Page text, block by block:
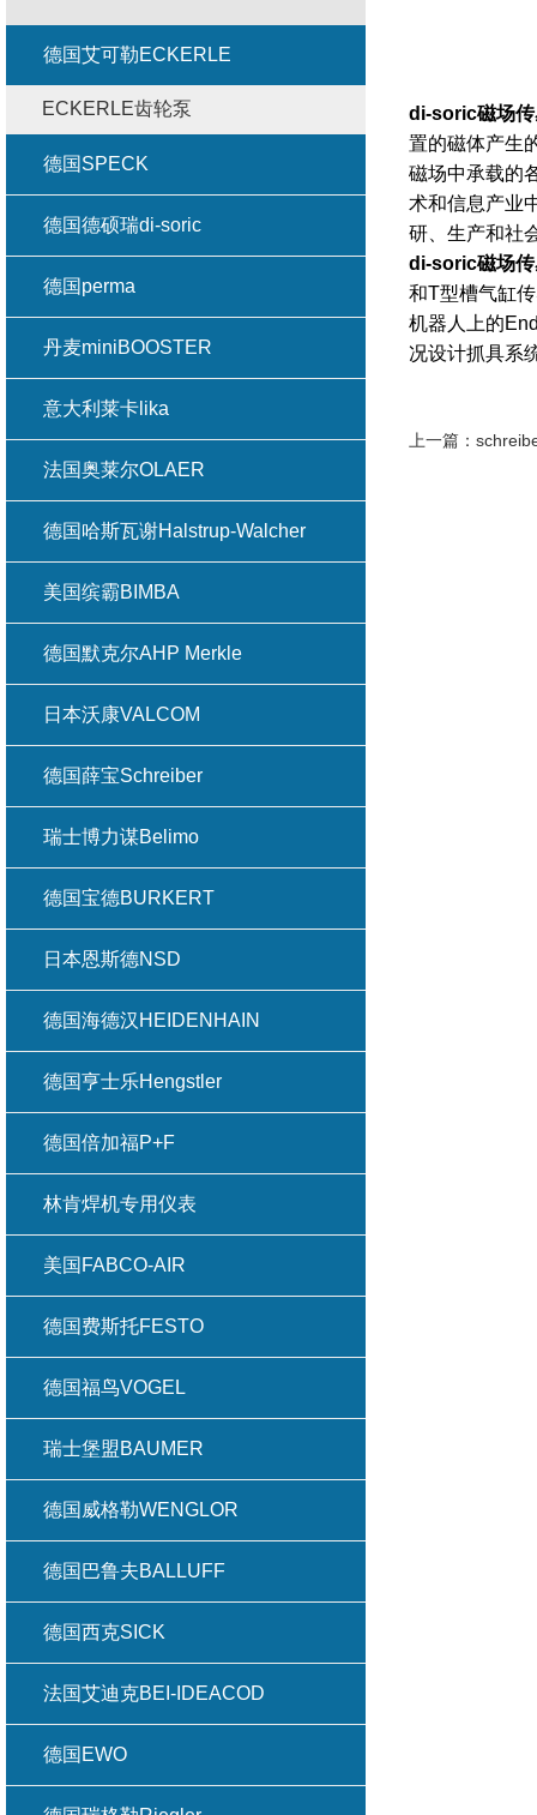
di-soric磁场
置的磁体产生
磁场中承载的
术和信息产业
研、生产和社
di-soric磁场
和T型槽气缸
机器人上的
况设计抓具系
上一篇：
德国艾可勒ECKERLE
ECKERLE齿轮泵
德国SPECK
德国德硕瑞di-soric
德国perma
丹麦miniBOOSTER
意大利莱卡lika
法国奥莱尔OLAER
德国哈斯瓦谢Halstrup-Walcher
美国缤霸BIMBA
德国默克尔AHP Merkle
日本沃康VALCOM
德国薛宝Schreiber
瑞士博力谋Belimo
德国宝德BURKERT
日本恩斯德NSD
德国海德汉HEIDENHAIN
德国亨士乐Hengstler
德国倍加福P+F
林肯焊机专用仪表
美国FABCO-AIR
德国费斯托FESTO
德国福鸟VOGEL
瑞士堡盟BAUMER
德国威格勒WENGLOR
德国巴鲁夫BALLUFF
德国西克SICK
法国艾迪克BEI-IDEACOD
德国EWO